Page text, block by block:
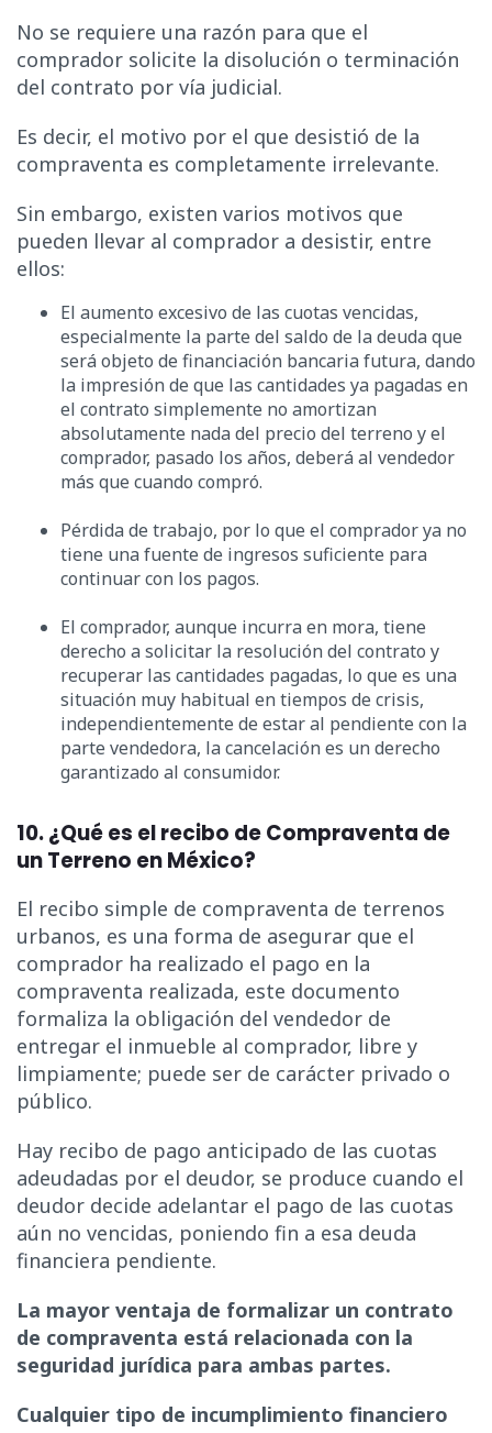
No se requiere una razón para que el
comprador solicite la disolución o terminación
del contrato por vía judicial.
Es decir, el motivo por el que desistió de la
compraventa es completamente irrelevante.
Sin embargo, existen varios motivos que
pueden llevar al comprador a desistir, entre
ellos:
El aumento excesivo de las cuotas vencidas,
especialmente la parte del saldo de la deuda que
será objeto de financiación bancaria futura, dando
la impresión de que las cantidades ya pagadas en
el contrato simplemente no amortizan
absolutamente nada del precio del terreno y el
comprador, pasado los años, deberá al vendedor
más que cuando compró.
Pérdida de trabajo, por lo que el comprador ya no
tiene una fuente de ingresos suficiente para
continuar con los pagos.
El comprador, aunque incurra en mora, tiene
derecho a solicitar la resolución del contrato y
recuperar las cantidades pagadas, lo que es una
situación muy habitual en tiempos de crisis,
independientemente de estar al pendiente con la
parte vendedora, la cancelación es un derecho
garantizado al consumidor.
10. ¿Qué es el recibo de Compraventa de
un Terreno en México?
El recibo simple de compraventa de terrenos
urbanos, es una forma de asegurar que el
comprador ha realizado el pago en la
compraventa realizada, este documento
formaliza la obligación del vendedor de
entregar el inmueble al comprador, libre y
limpiamente; puede ser de carácter privado o
público.
Hay recibo de pago anticipado de las cuotas
adeudadas por el deudor, se produce cuando el
deudor decide adelantar el pago de las cuotas
aún no vencidas, poniendo fin a esa deuda
financiera pendiente.
La mayor ventaja de formalizar un contrato
de compraventa está relacionada con la
seguridad jurídica para ambas partes.
Cualquier tipo de incumplimiento financiero